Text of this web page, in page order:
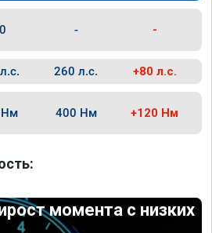
- -
260 л.с. +80 л.с.
Нм 400 Нм +120 Нм
момента с низких